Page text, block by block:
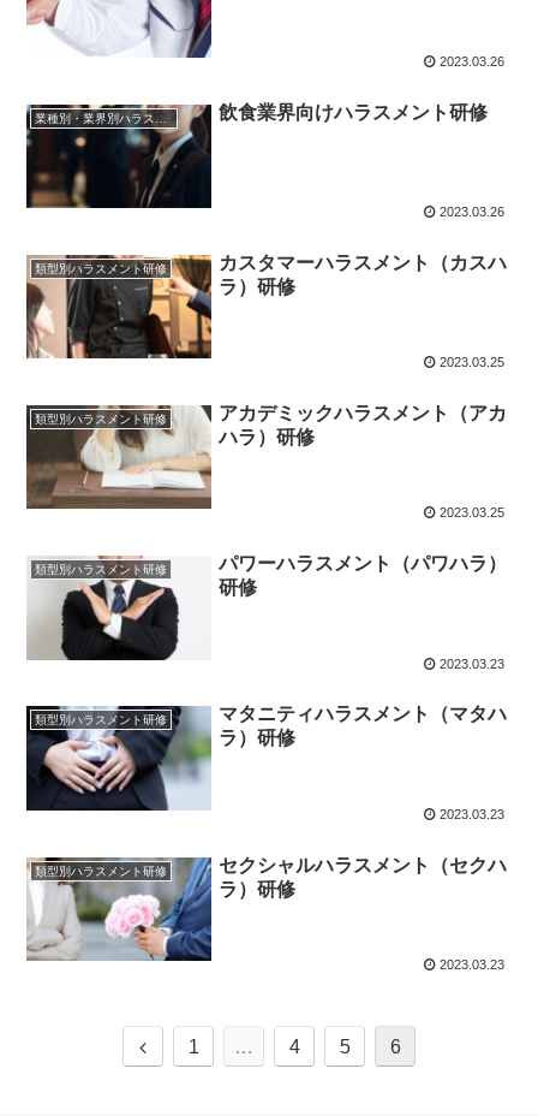
2023.03.26
業種別・業界別ハラスメント研修 飲食業界向けハラスメント研修
2023.03.26
類型別ハラスメント研修
カスタマーハラスメント（カスハ
ラ）研修
2023.03.25
類型別ハラスメント研修
アカデミックハラスメント（アカ
ハラ）研修
2023.03.25
類型別ハラスメント研修
パワーハラスメント（パワハラ）
研修
2023.03.23
類型別ハラスメント研修
マタニティハラスメント（マタハ
ラ）研修
2023.03.23
類型別ハラスメント研修
セクシャルハラスメント（セクハ
ラ）研修
2023.03.23
前
1 … 4 5 6